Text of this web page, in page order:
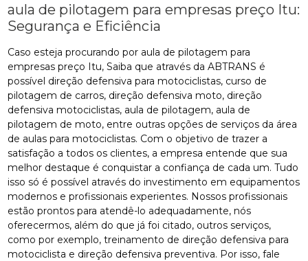
aula de pilotagem para empresas preço Itu:
Segurança e Eficiência
Caso esteja procurando por aula de pilotagem para
empresas preço Itu, Saiba que através da ABTRANS é
possível direção defensiva para motociclistas, curso de
pilotagem de carros, direção defensiva moto, direção
defensiva motociclistas, aula de pilotagem, aula de
pilotagem de moto, entre outras opções de serviços da área
de aulas para motociclistas. Com o objetivo de trazer a
satisfação a todos os clientes, a empresa entende que sua
melhor destaque é conquistar a confiança de cada um. Tudo
isso só é possível através do investimento em equipamentos
modernos e profissionais experientes. Nossos profissionais
estão prontos para atendê-lo adequadamente, nós
oferecermos, além do que já foi citado, outros serviços,
como por exemplo, treinamento de direção defensiva para
motociclista e direção defensiva preventiva. Por isso, fale